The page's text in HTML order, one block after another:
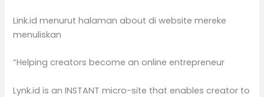
Link.id menurut halaman about di website mereke
menuliskan
“Helping creators become an online entrepreneur
Lynk.id is an INSTANT micro-site that enables creator to